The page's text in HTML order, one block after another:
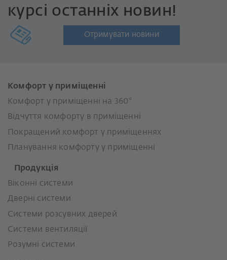
курсі останніх новин!
Отримувати новини
Комфорт у приміщенні
Комфорт у приміщенні на 360°
Відчуття комфорту в приміщенні
Покращений комфорт у приміщеннях
Планування комфорту у приміщенні
Продукція
Віконні системи
Дверні системи
Системи розсувних дверей
Системи вентиляції
Розумні системи